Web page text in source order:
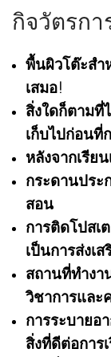
กิจวัตรกา
พื้นผิวโต๊ะสำ
เสมอ!
สิ่งใดก็ตาม
เก็บไปก่อนที่
หลังจากเรีย
กระดานประ
สอน
การติดโปสเ
เป็นการส่งเ
สถานที่ทำงา
วิชาการและ
การระบายอ
สิ่งที่ดีต่อการ